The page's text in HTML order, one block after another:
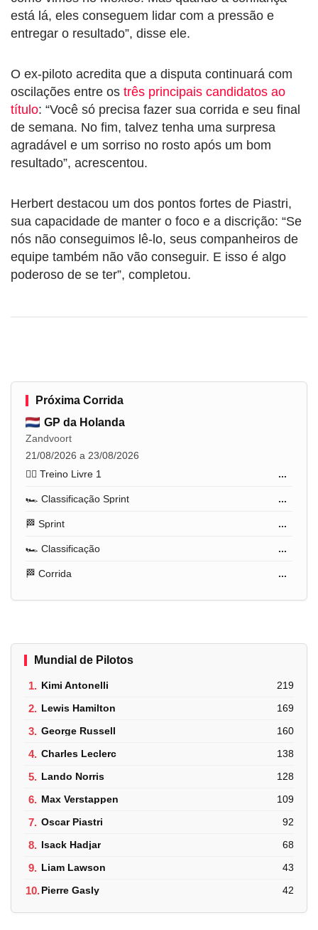
está lá, eles conseguem lidar com a pressão e
entregar o resultado”, disse ele.
O ex-piloto acredita que a disputa continuará com
oscilações entre os três principais candidatos ao
título: “Você só precisa fazer sua corrida e seu final
de semana. No fim, talvez tenha uma surpresa
agradável e um sorriso no rosto após um bom
resultado”, acrescentou.
Herbert destacou um dos pontos fortes de Piastri,
sua capacidade de manter o foco e a discrição: “Se
nós não conseguimos lê-lo, seus companheiros de
equipe também não vão conseguir. E isso é algo
poderoso de se ter”, completou.
Próxima Corrida
GP da Holanda
Zandvoort
21/08/2026 a 23/08/2026
🏋️‍♂️ Treino Livre 1
...
🏎️ Classificação Sprint ...
🏁 Sprint ...
🏎️ Classificação ...
🏁 Corrida ...
Mundial de Pilotos
1. Kimi Antonelli 219
2. Lewis Hamilton 169
3. George Russell 160
4. Charles Leclerc 138
5. Lando Norris 128
6. Max Verstappen 109
7. Oscar Piastri 92
8. Isack Hadjar 68
9. Liam Lawson 43
10.Pierre Gasly 42